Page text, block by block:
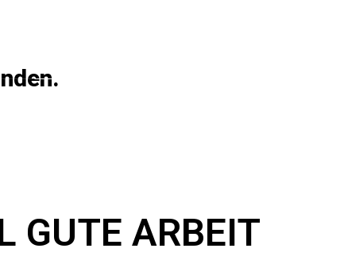
GUTE ARBEIT